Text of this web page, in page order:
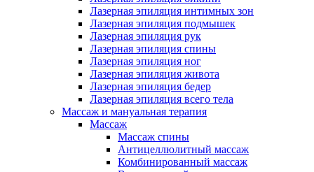
Лазерная эпиляция интимных зон
Лазерная эпиляция подмышек
Лазерная эпиляция рук
Лазерная эпиляция спины
Лазерная эпиляция ног
Лазерная эпиляция живота
Лазерная эпиляция бедер
Лазерная эпиляция всего тела
Массаж и мануальная терапия
Массаж
Массаж спины
Антицеллюлитный массаж
Комбинированный массаж